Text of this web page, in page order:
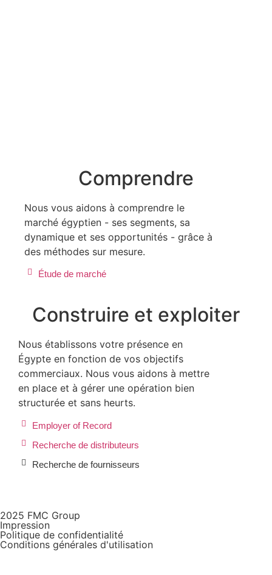
Comprendre
Nous vous aidons à comprendre le
marché égyptien - ses segments, sa
dynamique et ses opportunités - grâce à
des méthodes sur mesure.
Étude de marché
Construire et exploiter
Nous établissons votre présence en
Égypte en fonction de vos objectifs
commerciaux. Nous vous aidons à mettre
en place et à gérer une opération bien
structurée et sans heurts.
Employer of Record
Recherche de distributeurs
Recherche de fournisseurs
2025 FMC Group
Impression
Politique de confidentialité
Conditions générales d'utilisation